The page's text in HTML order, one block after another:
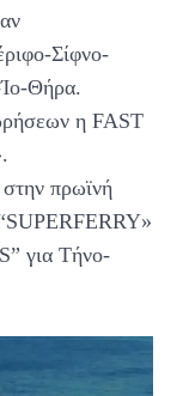
Σίφνο-
Θήρα.
η FAST
πρωϊνή
για Τήνο-